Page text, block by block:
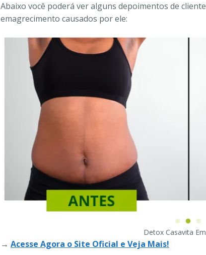
Abaixo você poderá ver alguns depoimentos de
emagrecimento causados por ele:
Detox Casavita
→ Acesse Agora o Site Oficial e Veja Mais!